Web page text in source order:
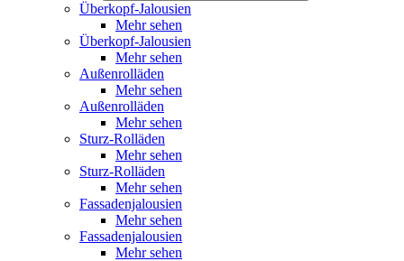
Überkopf-Jalousien
Mehr sehen
Überkopf-Jalousien
Mehr sehen
Außenrolläden
Mehr sehen
Außenrolläden
Mehr sehen
Sturz-Rolläden
Mehr sehen
Sturz-Rolläden
Mehr sehen
Fassadenjalousien
Mehr sehen
Fassadenjalousien
Mehr sehen